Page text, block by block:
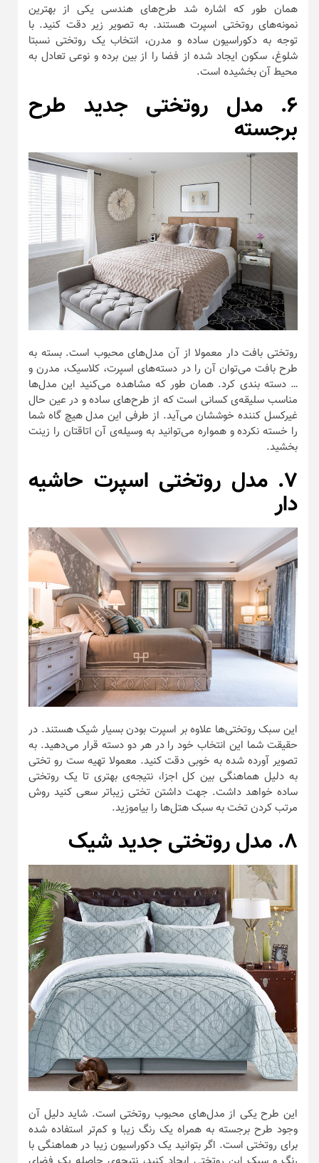
همان طور که اشاره شد طرح‌های هندسی یکی از بهترین
نمونه‌های روتختی اسپرت هستند. به تصویر زیر دقت کنید. با
توجه به دکوراسیون ساده و مدرن، انتخاب یک روتختی نسبتا
شلوغ، سکون ایجاد شده از فضا را از بین برده و نوعی تعادل به
محیط آن بخشیده است.
۶. مدل روتختی جدید طرح
برجسته
روتختی بافت دار معمولا از آن مدل‌های محبوب است. بسته به
طرح بافت می‌توان آن را در دسته‌های اسپرت، کلاسیک، مدرن و
… دسته بندی کرد. همان طور که مشاهده می‌کنید این مدل‌ها
مناسب سلیقه‌ی کسانی است که از طرح‌های ساده و در عین حال
غیرکسل کننده خوششان می‌آید. از طرفی این مدل هیچ گاه شما
را خسته نکرده و همواره می‌توانید به وسیله‌ی آن اتاقتان را زینت
بخشید.
۷. مدل روتختی اسپرت حاشیه
دار
این سبک روتختی‌ها علاوه بر اسپرت بودن بسیار شیک هستند. در
حقیقت شما این انتخاب خود را در هر دو دسته قرار می‌دهید. به
تصویر آورده شده به خوبی دقت کنید. معمولا تهیه ست رو تختی
به دلیل هماهنگی بین کل اجزا، نتیجه‌ی بهتری تا یک روتختی
ساده خواهد داشت. جهت داشتن تختی زیباتر سعی کنید روش
مرتب کردن تخت به سبک هتل‌ها را بیاموزید.
۸. مدل روتختی جدید شیک
این طرح یکی از مدل‌های محبوب روتختی است. شاید دلیل آن
وجود طرح برجسته به همراه یک رنگ زیبا و کم‌تر استفاده شده
برای روتختی است. اگر بتوانید یک دکوراسیون زیبا در هماهنگی با